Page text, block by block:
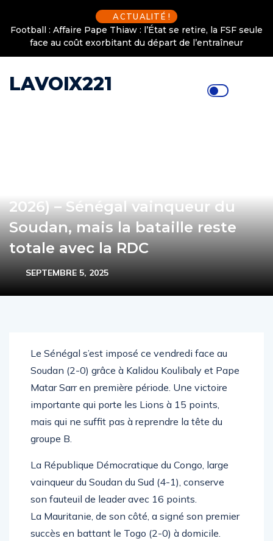
ACTUALITÉ !
Football : Affaire Pape Thiaw : l’État se retire, la FSF seule
face au coût exorbitant du départ de l’entraîneur
LAVOIX221
2026) – Sénégal vainqueur du
Soudan, mais la bataille reste
totale avec la RDC
SEPTEMBRE 5, 2025
Le Sénégal s’est imposé ce vendredi face au
Soudan (2-0) grâce à Kalidou Koulibaly et Pape
Matar Sarr en première période. Une victoire
importante qui porte les Lions à 15 points,
mais qui ne suffit pas à reprendre la tête du
groupe B.
La République Démocratique du Congo, large
vainqueur du Soudan du Sud (4-1), conserve
son fauteuil de leader avec 16 points.
La Mauritanie, de son côté, a signé son premier
succès en battant le Togo (2-0) à domicile.